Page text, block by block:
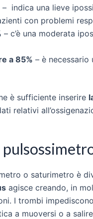
– indica una lieve
con problemi
– c’è una moderata
a 85% – è necessario
è sufficiente inserire
relativi
o saturimetro è
agisce creando, in
I trombi
a muoversi o a